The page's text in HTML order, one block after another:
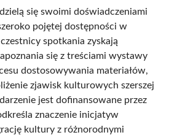
się swoimi doświadczeniami
pojętej dostępności w
spotkania zyskają
się z treściami wystawy
dostosowywania materiałów,
zjawisk kulturowych szerszej
jest dofinansowane przez
znaczenie inicjatyw
kultury z różnorodnymi